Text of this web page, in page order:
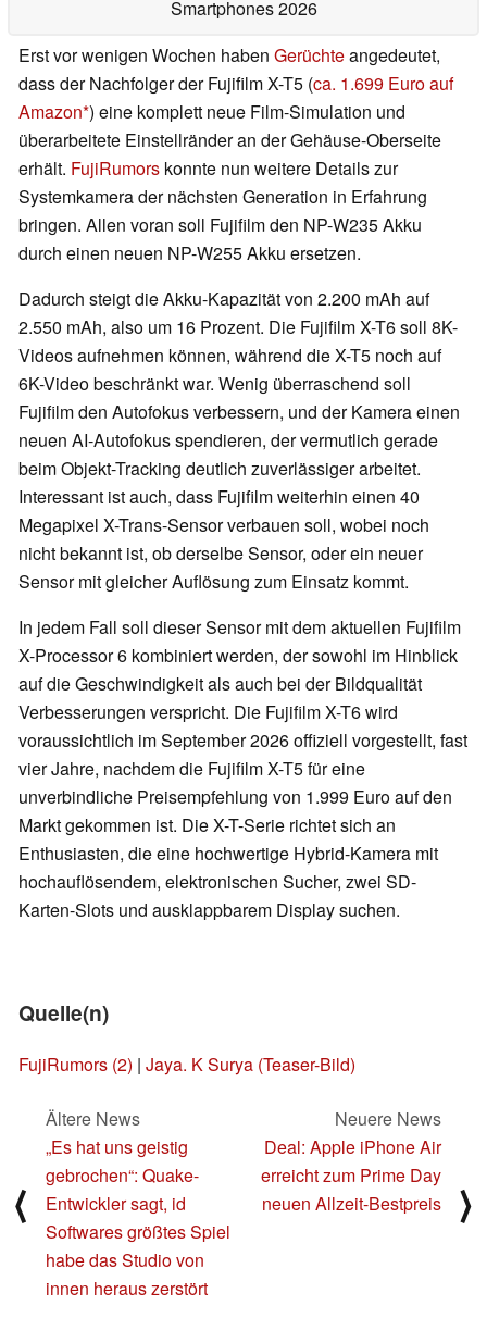
Smartphones 2026
Erst vor wenigen Wochen haben Gerüchteangedeutet,
dass der Nachfolger der Fujifilm X-T5 (ca. 1.699 Euro auf
Amazon ) eine komplett neue Film-Simulation und
überarbeitete Einstellränder an der Gehäuse-Oberseite
erhält. FujiRumors konnte nun weitere Details zur
Systemkamera der nächsten Generation in Erfahrung
bringen. Allen voran soll Fujifilm den NP-W235 Akku
durch einen neuen NP-W255 Akku ersetzen.
Dadurch steigt die Akku-Kapazität von 2.200 mAh auf
2.550 mAh, also um 16 Prozent. Die Fujifilm X-T6 soll 8K-
Videos aufnehmen können, während die X-T5 noch auf
6K-Video beschränkt war. Wenig überraschend soll
Fujifilm den Autofokus verbessern, und der Kamera einen
neuen AI-Autofokus spendieren, der vermutlich gerade
beim Objekt-Tracking deutlich zuverlässiger arbeitet.
Interessant ist auch, dass Fujifilm weiterhin einen 40
Megapixel X-Trans-Sensor verbauen soll, wobei noch
nicht bekannt ist, ob derselbe Sensor, oder ein neuer
Sensor mit gleicher Auflösung zum Einsatz kommt.
In jedem Fall soll dieser Sensor mit dem aktuellen Fujifilm
X-Processor 6 kombiniert werden, der sowohl im Hinblick
auf die Geschwindigkeit als auch bei der Bildqualität
Verbesserungen verspricht. Die Fujifilm X-T6 wird
voraussichtlich im September 2026 offiziell vorgestellt, fast
vier Jahre, nachdem die Fujifilm X-T5 für eine
unverbindliche Preisempfehlung von 1.999 Euro auf den
Markt gekommen ist. Die X-T-Serie richtet sich an
Enthusiasten, die eine hochwertige Hybrid-Kamera mit
hochauflösendem, elektronischen Sucher, zwei SD-
Karten-Slots und ausklappbarem Display suchen.
Quelle(n)
FujiRumors (2) | Jaya. K Surya (Teaser-Bild)
⟨
Ältere News
„Es hat uns geistig
gebrochen“: Quake-
Entwickler sagt, id
Softwares größtes Spiel
habe das Studio von
innen heraus zerstört
Neuere News
Deal: Apple iPhone Air
erreicht zum Prime Day
neuen Allzeit-Bestpreis
⟩